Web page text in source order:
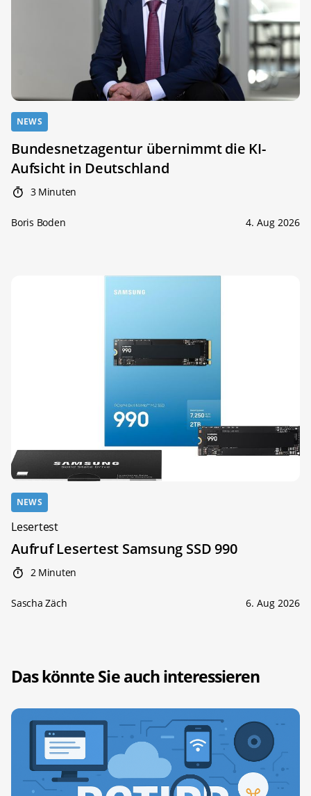
NEWS
Bundesnetzagentur übernimmt die KI-
Aufsicht in Deutschland
3 Minuten
Boris Boden 4. Aug 2026
NEWS
Lesertest
Aufruf Lesertest Samsung SSD 990
2 Minuten
Sascha Zäch 6. Aug 2026
Das könnte Sie auch interessieren